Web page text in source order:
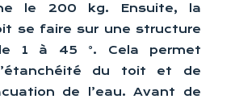
le 200 kg. Ensuite, la
se faire sur une structure
1 à 45 °. Cela permet
l’étanchéité du toit et de
de l’eau. Avant de